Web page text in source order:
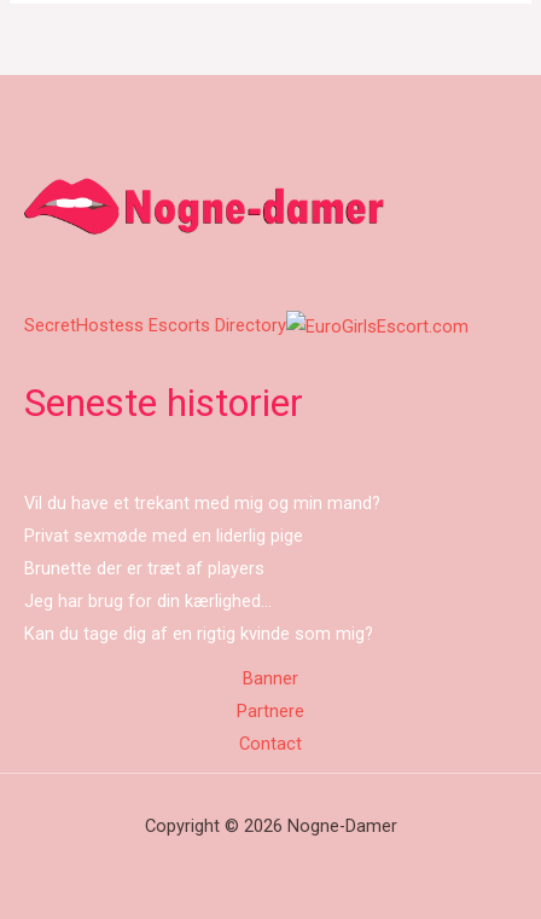
SecretHostess Escorts Directory
Seneste historier
Vil du have et trekant med mig og min mand?
Privat sexmøde med en liderlig pige
Brunette der er træt af players
Jeg har brug for din kærlighed…
Kan du tage dig af en rigtig kvinde som mig?
Banner
Partnere
Contact
Copyright © 2026 Nogne-Damer